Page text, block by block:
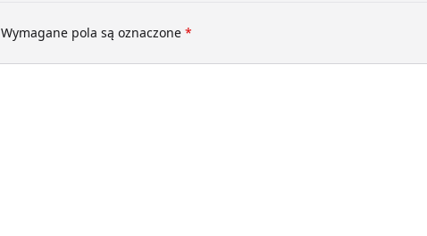
Wymagane pola są oznaczone *